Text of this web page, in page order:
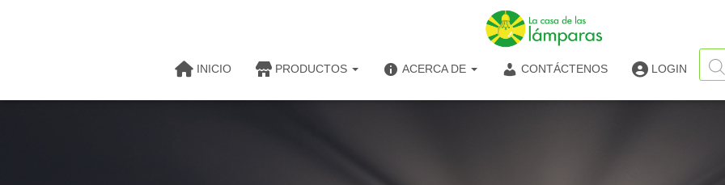
INICIO PRODUCTOS ACERCA DE CONTÁCTENOS LOGIN
de